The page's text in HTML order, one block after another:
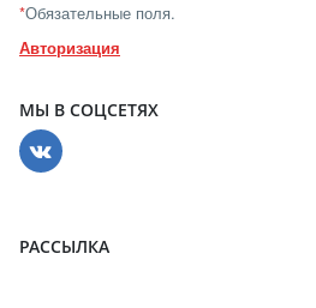
*Обязательные поля.
Авторизация
МЫ В СОЦСЕТЯХ
РАССЫЛКА